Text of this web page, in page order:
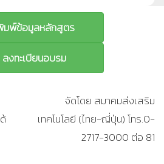
พ์ข้อมูลหลักสูตร
ลงทะเบียนอบรม
จัดโดย สมาคมส่งเสริม
เทคโนโลยี (ไทย-ญี่ปุ่น) โทร.0-
2717-3000 ต่อ 81